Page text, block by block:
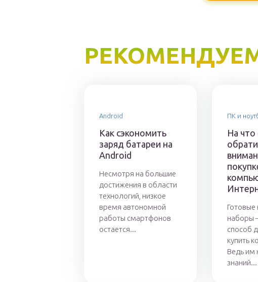
Android
Как сэкономить
заряд батареи на
Android
Несмотря на большие
достижения в области
технологий, низкое
время автономной
работы смартфонов
остается...
ПК и
На что
наборы
способ
купить
Ведь им
знаний...